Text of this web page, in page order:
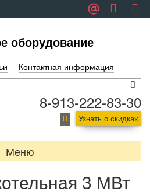
оборудование
Контактная информация
8-913-222-83-30
Узнать о скидках
Меню
3 МВт